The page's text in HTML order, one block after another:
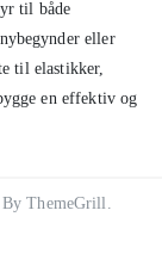
til både
eller
til elastikker,
en effektiv og
ThemeGrill.